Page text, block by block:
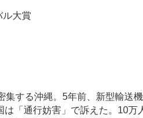
ル大賞
する沖縄。5年前、新型輸送
「通行妨害」で訴えた。10万